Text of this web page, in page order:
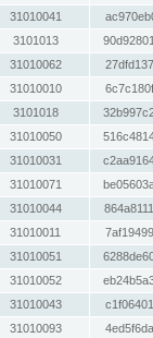
31010041
3101013
31010062
31010010
3101018
31010050
31010031
31010071
31010044
31010011
31010051
31010052
31010043
31010093